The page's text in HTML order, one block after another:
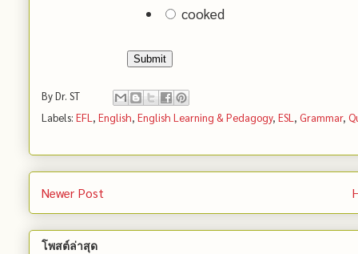
cooked
Submit
ByDr. ST
Labels: EFL , English, English Learning & Pedagogy, ESL , Grammar,
Newer Post
โพสต์ล่าสุด